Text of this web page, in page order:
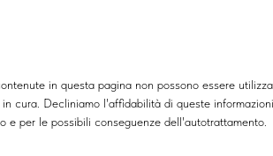
in questa pagina non possono essere
cura. Decliniamo l'affidabilità di queste
per le possibili conseguenze dell'autotrattamento.